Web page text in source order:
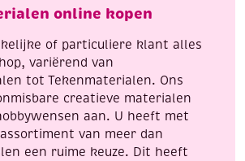
online kopen
of particuliere klant alles
variërend van
tot Tekenmaterialen. Ons
creatieve materialen
aan. U heeft met
van meer dan
een ruime keuze. Dit heeft